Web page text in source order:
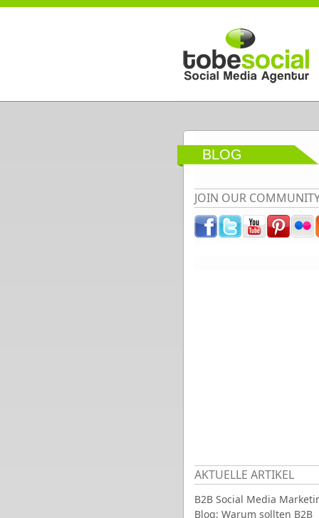
Direkt zum Inhalt
BLOG
JOIN OUR
AKTUELLE ARTIKEL
B2B Social Media
Blog: Warum sollten B2B